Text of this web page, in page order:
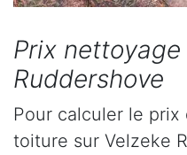
Prix
Ruddershove
Pour calculer le prix
toiture sur Velzeke